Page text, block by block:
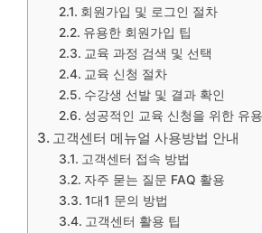
회원가입 및 로그인 절차
유용한 회원가입 팁
교육 과정 검색 및 선택
교육 신청 절차
수강생 선발 및 결과 확인
성공적인 교육 신청을 위한 유
고객센터 메뉴얼 사용방법 안내
고객센터 접속 방법
자주 묻는 질문 FAQ 활용
1대1 문의 방법
고객센터 활용 팁